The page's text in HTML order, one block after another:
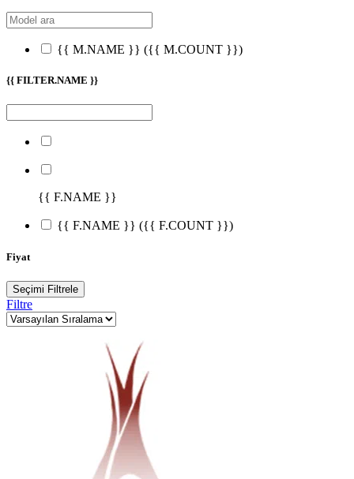
{{ M.NAME }} ({{ M.COUNT }})
{{ FILTER.NAME }}
{{ F.NAME }}
{{ F.NAME }} ({{ F.COUNT }})
Fiyat
Seçimi Filtrele
Filtre